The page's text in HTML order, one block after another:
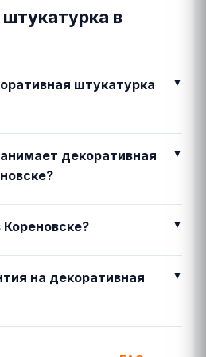
в
штукатурка
декоративная
на декоративная